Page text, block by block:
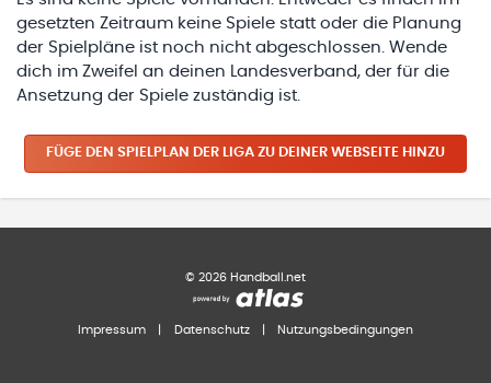
gesetzten Zeitraum keine Spiele statt oder die Planung
der Spielpläne ist noch nicht abgeschlossen. Wende
dich im Zweifel an deinen Landesverband, der für die
Ansetzung der Spiele zuständig ist.
FÜGE DEN SPIELPLAN DER LIGA ZU DEINER WEBSEITE HINZU
© 2026 Handball.net
Impressum Datenschutz Nutzungsbedingungen